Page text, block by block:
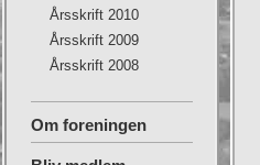
Årsskrift 2010
Årsskrift 2009
Årsskrift 2008
Om foreningen